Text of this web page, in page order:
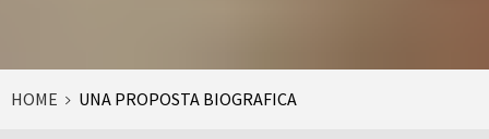
HOME UNA PROPOSTA BIOGRAFICA